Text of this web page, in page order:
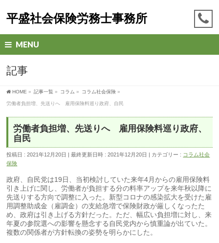
平盛社会保険労務士事務所
MENU
記事
HOME » 記事一覧 » コラム » コラム社会保険 »
労働者負担増、先送りへ 雇用保険料巡り政府、自民
労働者負担増、先送りへ 雇用保険料巡り政府、
自民
投稿日 : 2021年12月20日 最終更新日時 : 2021年12月20日 カテゴリー : コラム社会
保険
政府、自民党は19日、当初検討していた来年4月からの雇用保険料
引き上げに関し、労働者が負担する分の料率アップを来年秋以降に
先送りする方向で調整に入った。新型コロナの感染拡大を受けた雇
用調整助成金（雇調金）の支給急増で保険財政が厳しくなったた
め、政府は引き上げる方針だった。ただ、幅広い負担増に対し、来
年夏の参院選への影響を懸念する自民党内から慎重論が出ていた。
複数の関係者が方針転換の姿勢を明らかにした。